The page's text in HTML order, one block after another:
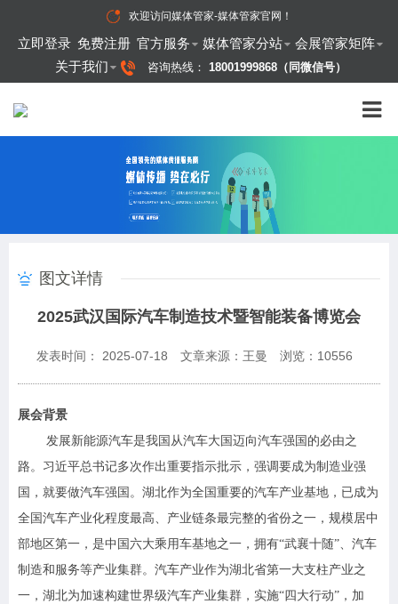
欢迎访问媒体管家-媒体管家官网 ！
立即登录 免费注册 官方服务 媒体管家分站
会展管家矩阵
关于我们
咨询热线： 18001999868（同微信号）
图文详情
2025武汉国际汽车制造技术暨智能装备博览会
发表时间： 2025-07-18 文章来源：王曼 浏览： 10556
展会背景
发展新能源汽车是我国从汽车大国迈向汽车强国的必由之
路。习近平总书记多次作出重要指示批示，强调要成为制造业强
国，就要做汽车强国。湖北作为全国重要的汽车产业基地，已成为
全国汽车产业化程度最高、产业链条最完整的省份之一，规模居中
部地区第一，是中国六大乘用车基地之一，拥有“武襄十随”、汽车
制造和服务等产业集群。汽车产业作为湖北省第一大支柱产业之
一，湖北为加速构建世界级汽车产业集群，实施“四大行动”，加